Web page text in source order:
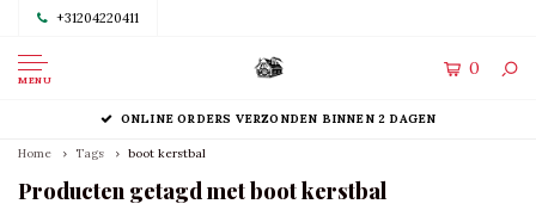
+31204220411
MENU
0
ONLINE ORDERS VERZONDEN BINNEN 2 DAGEN
Home Tags boot kerstbal
Producten getagd met boot kerstbal